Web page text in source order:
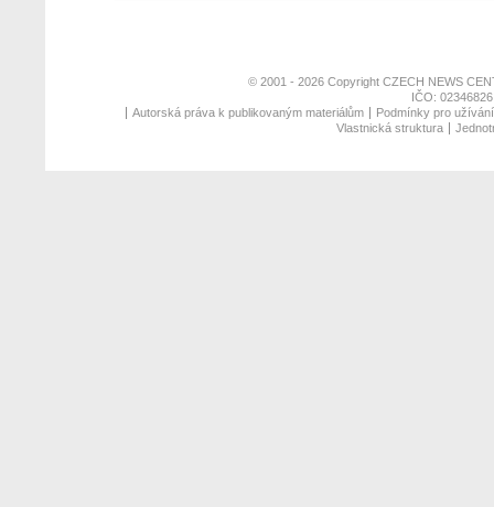
© 2001 - 2026 Copyright CZECH NEWS
IČO:
Autorská práva k publikovaným materiálům
Podmínky pro
Vlastnická struktura